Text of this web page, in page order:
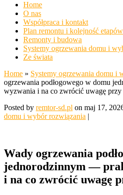
Home
O nas
Współpraca i kontakt
Plan remontu i kolejność etapów
Remonty i budowa
Systemy ogrzewania domu i
Ze świata
Home » Systemy ogrzewania domu i
ogrzewania podłogowego w domu
wyzwania i na co zwrócić uwagę przy
Posted by remtor-sd.pl on maj 17,
domu i wybór rozwiązania |
Wady ogrzewania
jednorodzinnym —
i na co zwrócić uwagę